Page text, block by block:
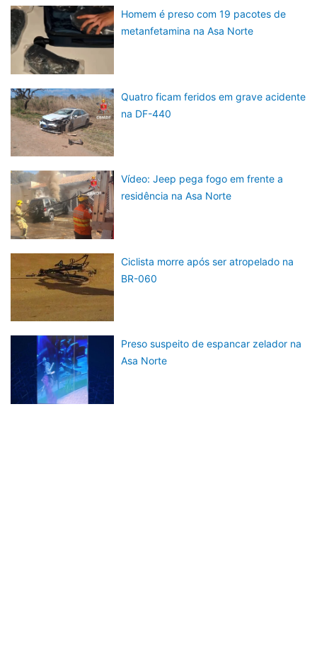
Homem é preso com 19 pacotes de
metanfetamina na Asa Norte
Quatro ficam feridos em grave acidente
na DF-440
Vídeo: Jeep pega fogo em frente a
residência na Asa Norte
Ciclista morre após ser atropelado na
BR-060
Preso suspeito de espancar zelador na
Asa Norte